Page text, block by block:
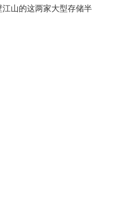
山的这两家大型存储半